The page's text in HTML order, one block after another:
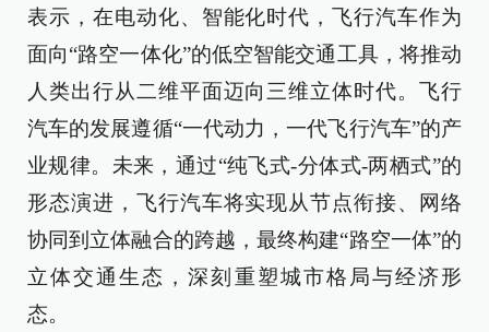
表示，在电动化、智能化时代，飞行汽车作为
面向“路空一体化”的低空智能交通工具，将推动
人类出行从二维平面迈向三维立体时代。飞行
汽车的发展遵循“一代动力，一代飞行汽车”的产
业规律。未来，通过“纯飞式-分体式-两栖式”的
形态演进，飞行汽车将实现从节点衔接、网络
协同到立体融合的跨越，最终构建“路空一体”的
立体交通生态，深刻重塑城市格局与经济形
态。